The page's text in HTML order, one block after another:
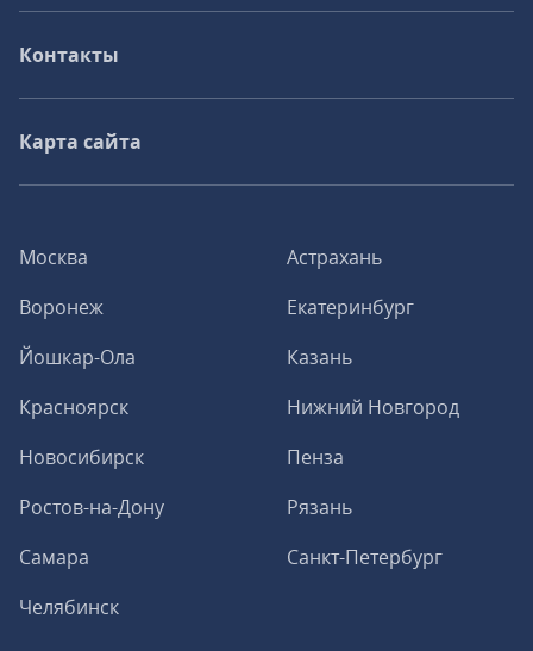
Москва
Астрахань
Воронеж
Екатеринбург
Йошкар-Ола
Казань
Красноярск
Нижний Новгород
Новосибирск
Пенза
Ростов-на-Дону
Рязань
Самара
Санкт-Петербург
Челябинск
Контакты
Карта сайта